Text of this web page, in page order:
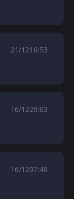
21/1216:53
16/1220:03
16/1207:48